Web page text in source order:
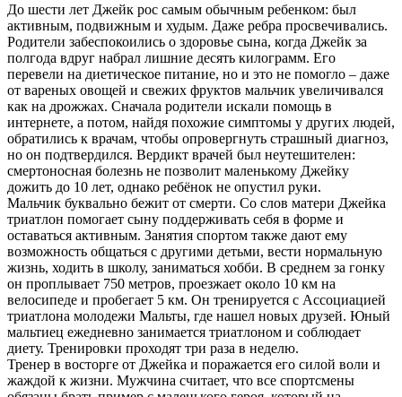
До шести лет Джейк рос самым обычным ребенком: был
активным, подвижным и худым. Даже ребра просвечивались.
Родители забеспокоились о здоровье сына, когда Джейк за
полгода вдруг набрал лишние десять килограмм. Его
перевели на диетическое питание, но и это не помогло – даже
от вареных овощей и свежих фруктов мальчик увеличивался
как на дрожжах. Сначала родители искали помощь в
интернете, а потом, найдя похожие симптомы у других людей,
обратились к врачам, чтобы опровергнуть страшный диагноз,
но он подтвердился. Вердикт врачей был неутешителен:
смертоносная болезнь не позволит маленькому Джейку
дожить до 10 лет, однако ребёнок не опустил руки.
Мальчик буквально бежит от смерти. Со слов матери Джейка
триатлон помогает сыну поддерживать себя в форме и
оставаться активным. Занятия спортом также дают ему
возможность общаться с другими детьми, вести нормальную
жизнь, ходить в школу, заниматься хобби. В среднем за гонку
он проплывает 750 метров, проезжает около 10 км на
велосипеде и пробегает 5 км. Он тренируется с Ассоциацией
триатлона молодежи Мальты, где нашел новых друзей. Юный
мальтиец ежедневно занимается триатлоном и соблюдает
диету. Тренировки проходят три раза в неделю.
Тренер в восторге от Джейка и поражается его силой воли и
жаждой к жизни. Мужчина считает, что все спортсмены